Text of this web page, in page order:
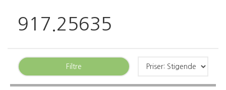
917.25635
Filtre